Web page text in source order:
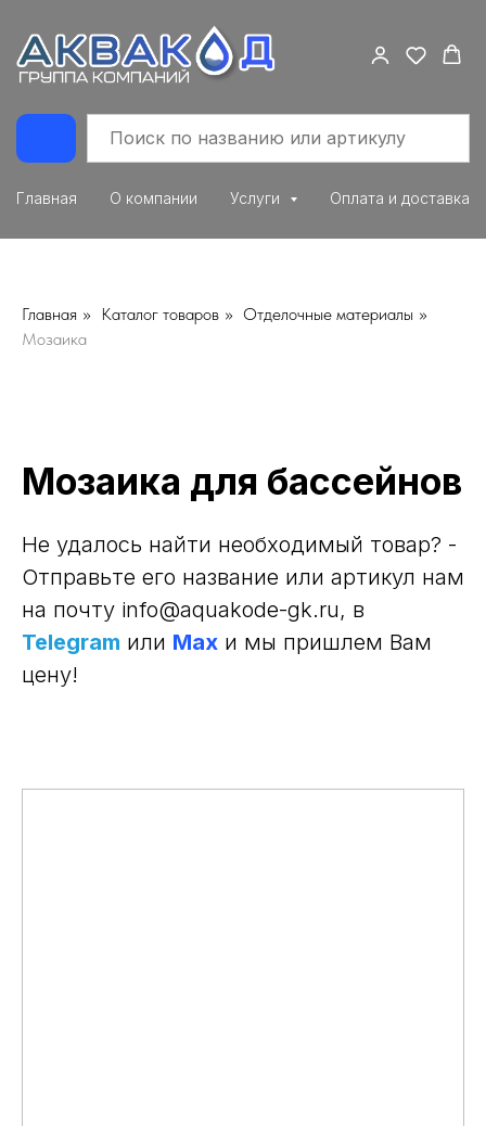
Главная О компании Услуги Оплата и доставка
Главная » Каталог товаров » Отделочные материалы »
Мозаика
Мозаика для бассейнов
Не удалось найти необходимый товар? -
Отправьте его название или артикул нам
на почту info@aquakode-gk.ru, в
Telegram или Max и мы пришлем Вам
цену!